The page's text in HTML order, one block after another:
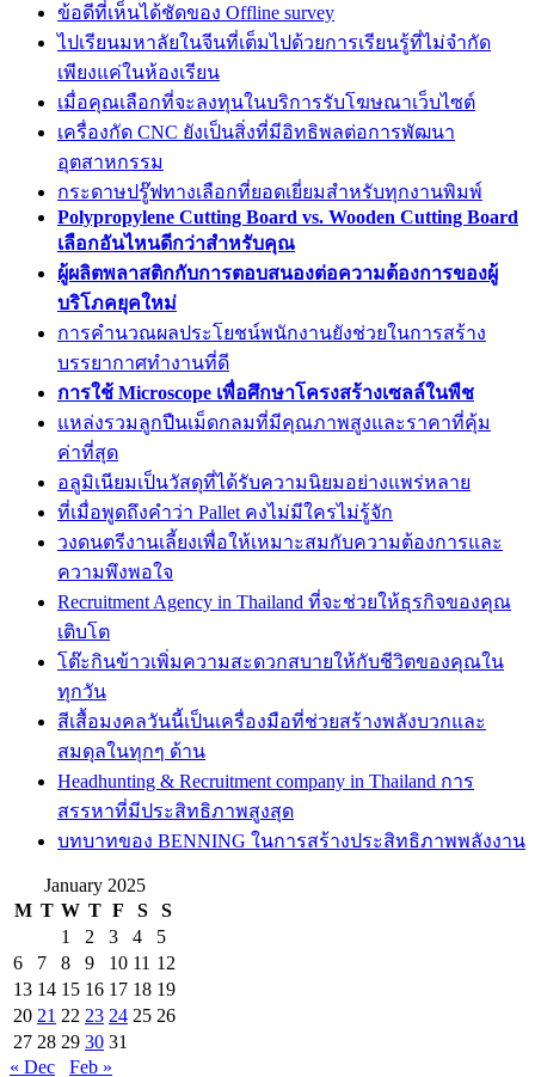
ข้อดีที่เห็นได้ชัดของ Offline survey
ไปเรียนมหาลัยในจีนที่เต็มไปด้วยการเรียนรู้ที่ไม่จำกัด
เพียงแค่ในห้องเรียน
เมื่อคุณเลือกที่จะลงทุนในบริการรับโฆษณาเว็บไซต์
เครื่องกัด CNC ยังเป็นสิ่งที่มีอิทธิพลต่อการพัฒนา
อุตสาหกรรม
กระดาษปรู๊ฟทางเลือกที่ยอดเยี่ยมสำหรับทุกงานพิมพ์
Polypropylene Cutting Board vs. Wooden Cutting Board
เลือกอันไหนดีกว่าสำหรับคุณ
ผู้ผลิตพลาสติกกับการตอบสนองต่อความต้องการของผู้
บริโภคยุคใหม่
การคำนวณผลประโยชน์พนักงานยังช่วยในการสร้าง
บรรยากาศทำงานที่ดี
การใช้ Microscope เพื่อศึกษาโครงสร้างเซลล์ในพืช
แหล่งรวมลูกปืนเม็ดกลมที่มีคุณภาพสูงและราคาที่คุ้ม
ค่าที่สุด
อลูมิเนียมเป็นวัสดุที่ได้รับความนิยมอย่างแพร่หลาย
ที่เมื่อพูดถึงคำว่า Pallet คงไม่มีใครไม่รู้จัก
วงดนตรีงานเลี้ยงเพื่อให้เหมาะสมกับความต้องการและ
ความพึงพอใจ
Recruitment Agency in Thailand ที่จะช่วยให้ธุรกิจของคุณ
เติบโต
โต๊ะกินข้าวเพิ่มความสะดวกสบายให้กับชีวิตของคุณใน
ทุกวัน
สีเสื้อมงคลวันนี้เป็นเครื่องมือที่ช่วยสร้างพลังบวกและ
สมดุลในทุกๆ ด้าน
Headhunting & Recruitment company in Thailand การ
สรรหาที่มีประสิทธิภาพสูงสุด
บทบาทของ BENNING ในการสร้างประสิทธิภาพพลังงาน
January 2025
M T W T F S
S
1
2 3 4
5
6
7 8 9 10 11 12
13 14 15 16 17 18 19
20 21 22 23 24 25 26
27 28 29 30 31
« Dec
Feb »